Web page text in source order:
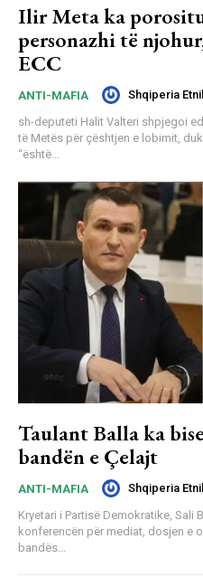
Ilir Meta ka
personazhi të
ECC
ANTI-MAFIA Shqiperia
sh-deputeti Halit Valteri shpjegoi
të Metës për çështjen e lobimit,
“është...
Taulant Balla ka
bandën e Çelajt
ANTI-MAFIA Shqiperia
Kryetari i Partisë Demokratike, Sali
konferencën për mediat, dosjen e
bandës...